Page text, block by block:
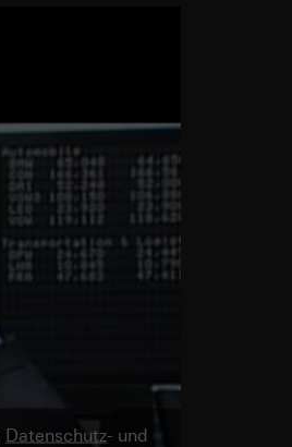
Datenschutz- und